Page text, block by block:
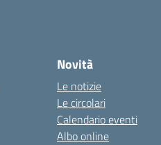
Novità
Le notizie
Le circolari
Calendario eventi
Albo online